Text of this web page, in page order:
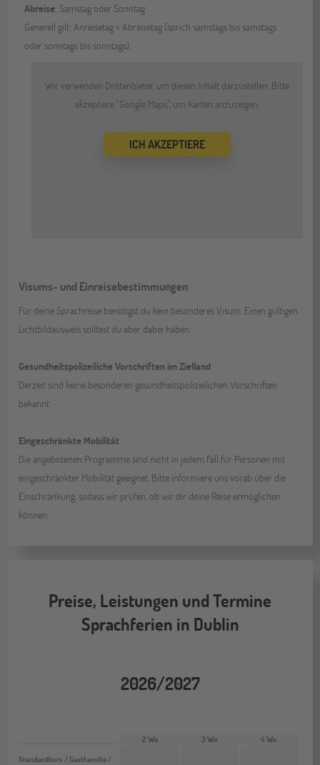
Abreise: Samstag oder Sonntag
Generell gilt: Anreisetag = Abreisetag (sprich samstags bis samstags
oder sonntags bis sonntags).
Wir verwenden Drittanbieter, um diesen Inhalt darzustellen. Bitte
akzeptiere "Google Maps", um Karten anzuzeigen.
ICH AKZEPTIERE
Visums- und Einreisebestimmungen
Für deine Sprachreise benötigst du kein besonderes Visum. Einen gültigen
Lichtbildausweis solltest du aber dabei haben.
Gesundheitspolizeiliche Vorschriften im Zielland
Derzeit sind keine besonderen gesundheitspolizeilichen Vorschriften
bekannt.
Eingeschränkte Mobilität
Die angebotenen Programme sind nicht in jedem Fall für Personen mit
eingeschränkter Mobilität geeignet. Bitte informiere uns vorab über die
Einschränkung, sodass wir prüfen, ob wir dir deine Reise ermöglichen
können.
Preise, Leistungen und Termine
Sprachferien in Dublin
2026/2027
Standardkurs / Gastfamilie /
2 Wo 3 Wo 4 Wo